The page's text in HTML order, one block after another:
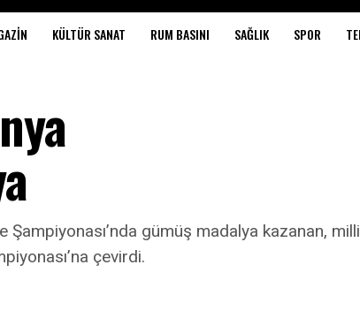
KÜLTÜR SANAT RUM BASINI SAĞLIK SPOR
Şampiyonası’nda gümüş madalya kazanan,
çevirdi.